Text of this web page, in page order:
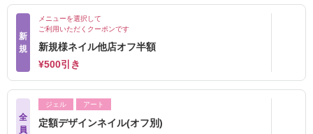
新
規
メニューを選択して
ご利用いただくクーポンです
新規様ネイル他店オフ半額
¥500引き
全
員
ジェル アート
定額デザインネイル(オフ別)